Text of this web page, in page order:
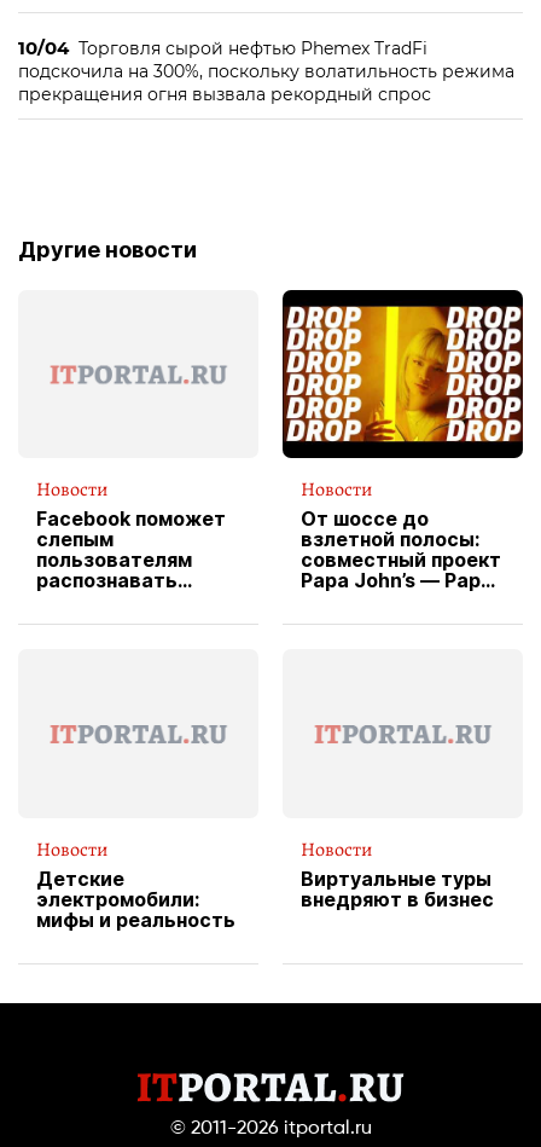
10/04 Торговля сырой нефтью Phemex TradFi
подскочила на 300%, поскольку волатильность режима
прекращения огня вызвала рекордный спрос
Другие новости
Новости
Facebook поможет
слепым
пользователям
распознавать
Новости
От шоссе до
взлетной полосы:
совместный проект
Papa John’s — Papa
вводит
Новости
Детские
электромобили:
мифы и реальность
Новости
Виртуальные туры
внедряют в бизнес
© 2011-2026 itportal.ru